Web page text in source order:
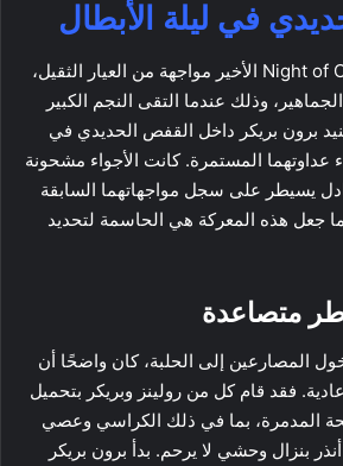
في ليلة الأبطال
شهد عرض Night of Champions الأخير مواجهة من العيار الثقيل،
وذلك عندما التقى النجم الكبير
برون بريكر داخل القفص الحديدي في
عداوتهما المستمرة. كانت الأجواء مشحونة
يسيطر على سجل مواجهاتهما السابقة
جعل هذه المعركة هي الحاسمة لتحديد
متصاعدة
المصارعين إلى الحلبة، كان واضحًا أن
فقد قام كل من رولينز وبريكر بتحميل
المدمرة، بما في ذلك الكراسي وعصي
بنزال وحشي لا يرحم. بدأ برون بريكر